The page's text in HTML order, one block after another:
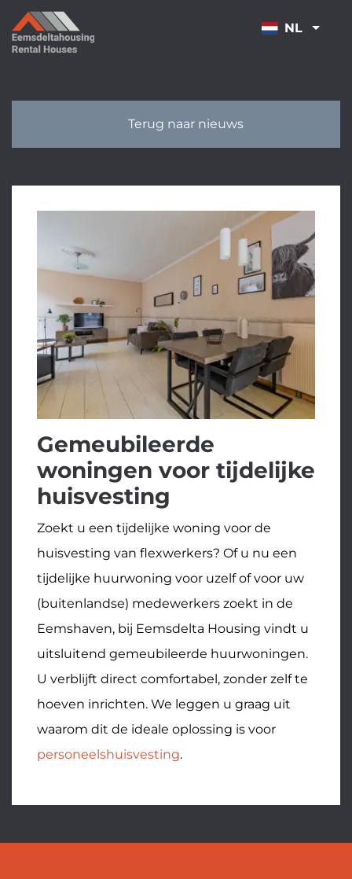
OVERSLAAN
NL
Terug naar nieuws
Gemeubileerde
woningen voor tijdelijke
huisvesting
Zoekt u een tijdelijke woning voor de
huisvesting van flexwerkers? Of u nu een
tijdelijke huurwoning voor uzelf of voor uw
(buitenlandse) medewerkers zoekt in de
Eemshaven, bij Eemsdelta Housing vindt u
uitsluitend gemeubileerde huurwoningen.
U verblijft direct comfortabel, zonder zelf te
hoeven inrichten. We leggen u graag uit
waarom dit de ideale oplossing is voor
personeelshuisvesting.